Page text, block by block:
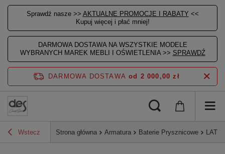
Sprawdź nasze >> AKTUALNE PROMOCJE I RABATY <<
Kupuj więcej i płać mniej!
DARMOWA DOSTAWA NA WSZYSTKIE MODELE
WYBRANYCH MAREK MEBLI I OŚWIETLENIA >> SPRAWDŹ
DARMOWA DOSTAWA od 2 000,00 zł
Wstecz Strona główna Armatura Baterie Prysznicowe